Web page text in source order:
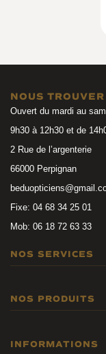
NOUS
Ouvert du mardi au
9h30 à 12h30 et de
2 Rue de l’argenterie
66000 Perpignan
Fixe: 04 68 34 25 01
Mob: 06 18 72 63 33
NOS SERVICES
Garanties et Entretien
NOS PRODUITS
INFORMATIONS